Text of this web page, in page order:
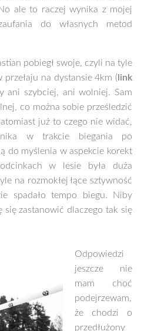
ale to raczej wynika z mojej
do własnych metod
pobiegł swoje, czyli na tyle
na dystansie 4km ( link
ani szybciej, ani wolniej. Sam
co można sobie prześledzić
już to czego nie widać,
w trakcie biegania po
do myślenia w aspekcie korekt
w lesie była duża
na rozmokłej łące sztywność
spadało tempo biegu. Niby
się zastanowić dlaczego tak się
Odpowiedzi
jeszcze nie
mam choć
podejrzewam,
że chodzi o
przedłużony